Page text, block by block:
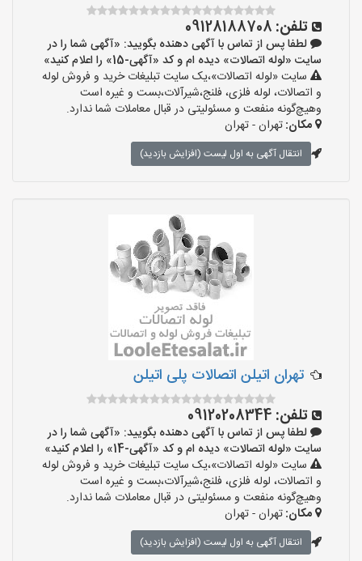
تلفن: 09128188708
لطفا پس از تماس با آگهی دهنده بگویید: «آگهی شما را در
سایت «لوله اتصالات» دیده ام و کد «آگهی-15» را اعلام کنید»
سایت «لوله اتصالات»،یک سایت تبلیغات خرید و فروش لوله
و اتصالات، لوله فلزی، فلنج،شیرآلات،بست و غیره است
وهیچ‌گونه منفعت و مسئولیتی در قبال معاملات شما ندارد.
مکان:تهران - تهران
انتقال آگهی به اول لیست (افزایش بازدید)
تهران اتیلن اتصالات پلی اتیلن
تلفن: 09120208344
لطفا پس از تماس با آگهی دهنده بگویید: «آگهی شما را در
سایت «لوله اتصالات» دیده ام و کد «آگهی-14» را اعلام کنید»
سایت «لوله اتصالات»،یک سایت تبلیغات خرید و فروش لوله
و اتصالات، لوله فلزی، فلنج،شیرآلات،بست و غیره است
وهیچ‌گونه منفعت و مسئولیتی در قبال معاملات شما ندارد.
مکان:تهران - تهران
انتقال آگهی به اول لیست (افزایش بازدید)